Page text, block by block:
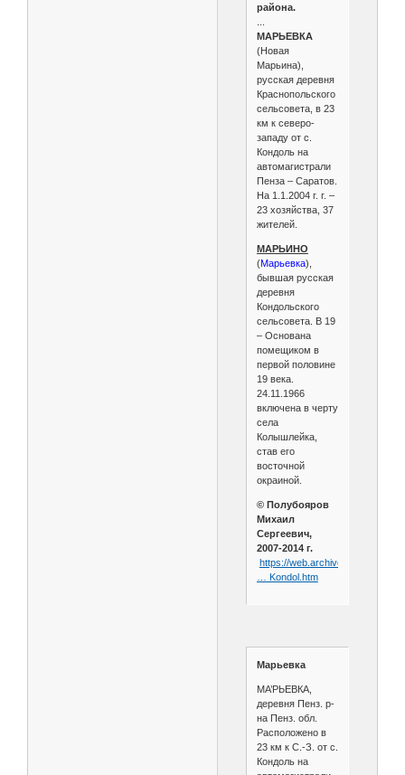
района.
МАРЬЕВКА
(Новая
Марьина),
русская деревня
Краснопольского
сельсовета, в 23
км к северо-
западу от с.
Кондоль на
автомагистрали
Пенза – Саратов.
На 1.1.2004 г. г. –
23 хозяйства, 37
жителей.
МАРЬИНО
(Марьевка),
бывшая русская
деревня
Кондольского
сельсовета. В 19
– Основана
помещиком в
первой половине
19 века.
24.11.1966
включена в черту
села
Колышлейка,
став его
восточной
окраиной.
© Полубояров
Михаил
Сергеевич,
2007-2014 г.
https://web.archive.org/web/
… Kondol.htm
Марьевка
МА’РЬЕВКА,
деревня Пенз. р-
на Пенз. обл.
Расположено в
23 км к С.-З. от с.
Кондоль на